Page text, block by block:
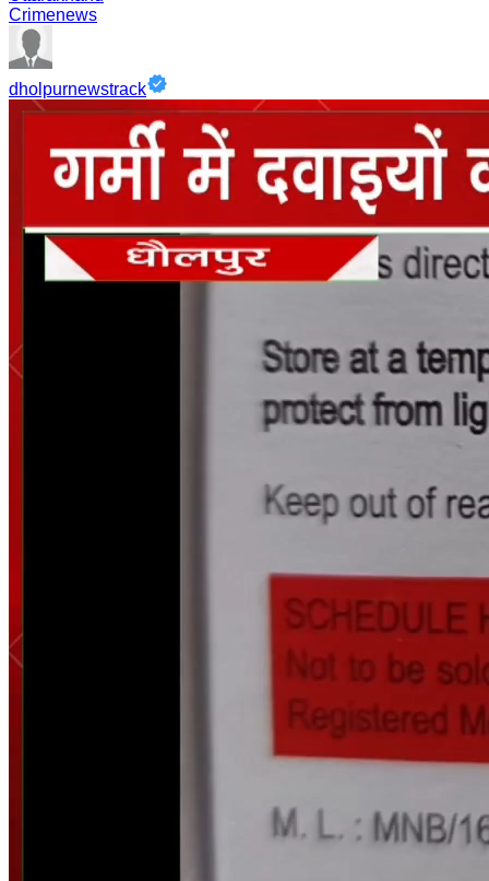
Crimenews
dholpurnewstrack